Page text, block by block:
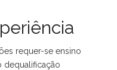
requer-se ensino